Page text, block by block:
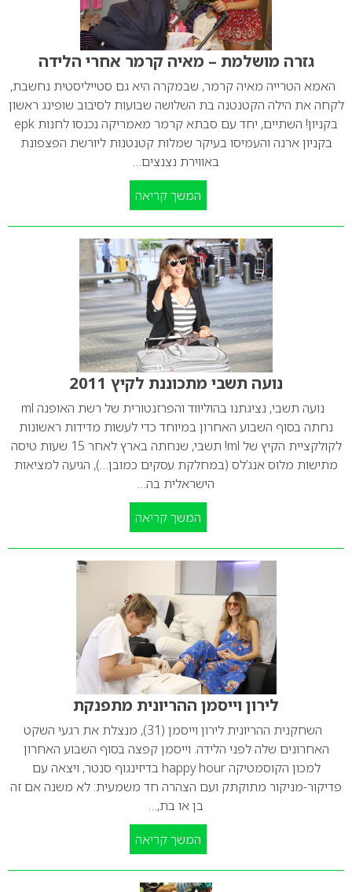
גזרה מושלמת – מאיה קרמר אחרי הלידה
האמא הטרייה מאיה קרמר, שבמקרה היא גם סטייליסטית נחשבת,
לקחה את הילה הקטנטנה בת השלושה שבועות לסיבוב שופינג ראשון
בקניון! השתיים, יחד עם סבתא קרמר מאמריקה נכנסו לחנות epk
בקניון ארנה והעמיסו בעיקר שמלות קטנטנות ליורשת הפצפונת
באווירת נצנצים…
המשך קריאה
נועה תשבי מתכוננת לקיץ 2011
נועה תשבי, נציגתנו בהוליווד והפרזנטורית של רשת האופנה ml
נחתה בסוף השבוע האחרון במיוחד כדי לעשות מדידות ראשונות
לקולקציית הקיץ של ml! תשבי, שנחתה בארץ לאחר 15 שעות טיסה
מתישות מלוס אנג’לס (במחלקת עסקים כמובן…), הגיעה למציאות
הישראלית בה…
המשך קריאה
לירון וייסמן ההריונית מתפנקת
השחקנית ההריונית לירון וייסמן (31), מנצלת את רגעי השקט
האחרונים שלה לפני הלידה. וייסמן קפצה בסוף השבוע האחרון
למכון הקוסמטיקה happy hour בדיזינגוף סנטר, ויצאה עם
פדיקור-מניקור מתוקתק ועם הצהרה חד משמעית: לא משנה אם זה
בן או בת,…
המשך קריאה